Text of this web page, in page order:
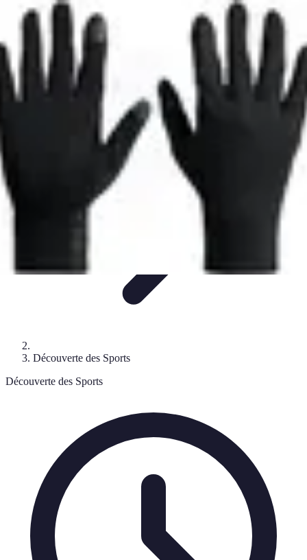
Multi Sports
Entraînement
Équipement Conseils pratiques
Pratique
Multisport
Multi Sports
Découverte des Sports
Découverte des Sports